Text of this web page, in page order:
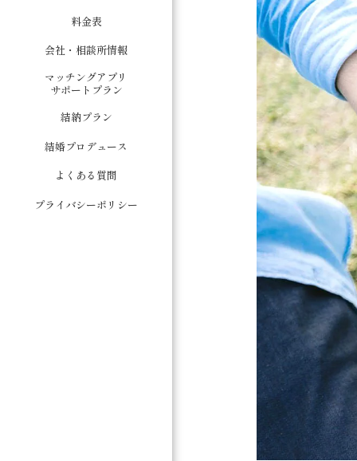
料金表
会社・相談所情報
マッチングアプリ
サポートプラン
結納プラン
結婚プロデュース
よくある質問
プライバシーポリシー